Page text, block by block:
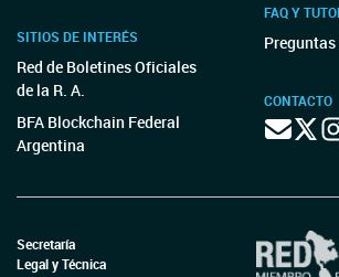
SITIOS DE INTERÉS
Red de Boletines Oficiales
de la R. A.
BFA Blockchain Federal
Argentina
FAQ Y
CONTACTO
Secretaría
Legal y Técnica